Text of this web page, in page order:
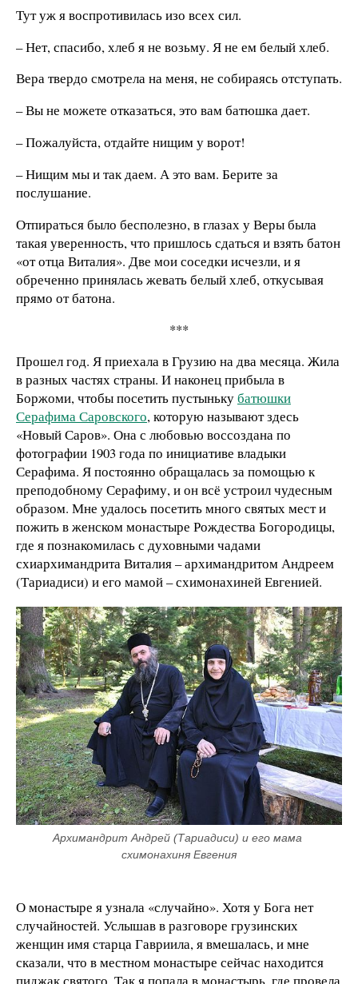
Тут уж я воспротивилась изо всех сил.
– Нет, спасибо, хлеб я не возьму. Я не ем белый хлеб.
Вера твердо смотрела на меня, не собираясь отступать.
– Вы не можете отказаться, это вам батюшка дает.
– Пожалуйста, отдайте нищим у ворот!
– Нищим мы и так даем. А это вам. Берите за
послушание.
Отпираться было бесполезно, в глазах у Веры была
такая уверенность, что пришлось сдаться и взять батон
«от отца Виталия». Две мои соседки исчезли, и я
обреченно принялась жевать белый хлеб, откусывая
прямо от батона.
***
Прошел год. Я приехала в Грузию на два месяца. Жила
в разных частях страны. И наконец прибыла в
Боржоми, чтобы посетить пустынькубатюшки
Серафима Саровского, которую называют здесь
«Новый Саров». Она с любовью воссоздана по
фотографии 1903 года по инициативе владыки
Серафима. Я постоянно обращалась за помощью к
преподобному Серафиму, и он всё устроил чудесным
образом. Мне удалось посетить много святых мест и
пожить в женском монастыре Рождества Богородицы,
где я познакомилась с духовными чадами
схиархимандрита Виталия – архимандритом Андреем
(Тариадиси) и его мамой – схимонахиней Евгенией.
Архимандрит Андрей (Тариадиси) и его мама
схимонахиня Евгения
О монастыре я узнала «случайно». Хотя у Бога нет
случайностей. Услышав в разговоре грузинских
женщин имя старца Гавриила, я вмешалась, и мне
сказали, что в местном монастыре сейчас находится